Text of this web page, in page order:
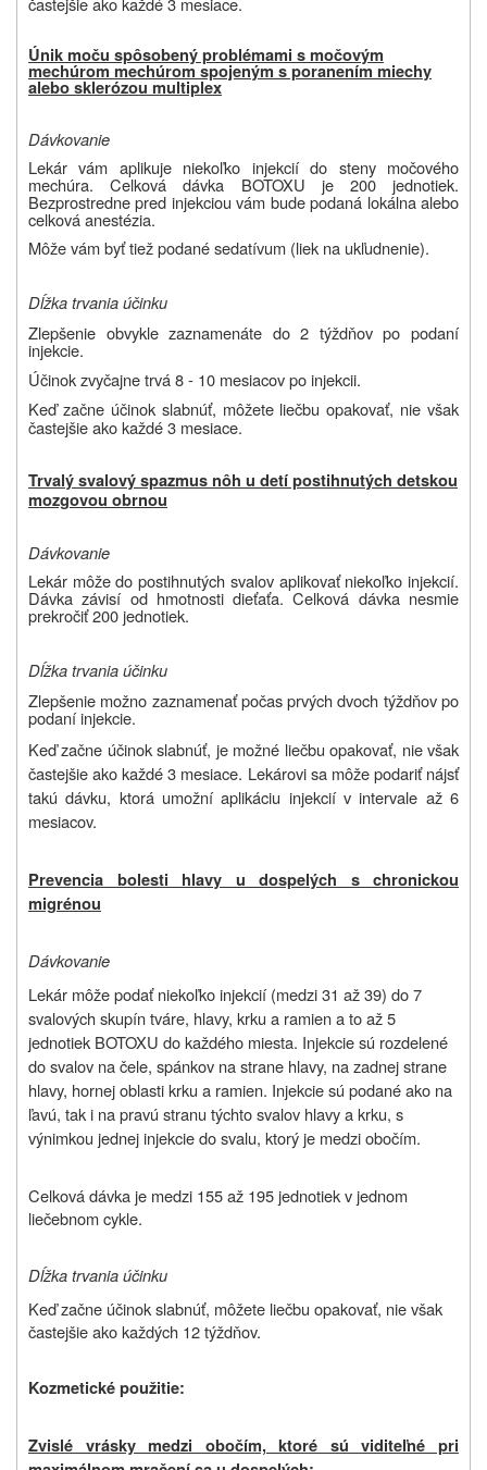
Únik moču spôsobený problémami s močovým
mechúrom mechúrom spojeným s poranením miechy
alebo sklerózou multiplex
Dávkovanie
Lekár vám aplikuje niekoľko injekcií do steny močového
mechúra. Celková dávka BOTOXU je 200 jednotiek.
Bezprostredne pred injekciou vám bude podaná lokálna alebo
celková anestézia.
Môže vám byť tiež podané sedatívum (liek na ukľudnenie).
Dĺžka trvania účinku
Zlepšenie obvykle zaznamenáte do 2 týždňov po podaní
injekcie.
Účinok zvyčajne trvá 8 - 10 mesiacov po injekcii.
Keď začne účinok slabnúť, môžete liečbu opakovať, nie však
častejšie ako každé 3 mesiace.
Trvalý svalový spazmus nôh u detí postihnutých detskou
mozgovou obrnou
Dávkovanie
Lekár môže do postihnutých svalov aplikovať niekoľko injekcií.
Dávka závisí od hmotnosti dieťaťa. Celková dávka nesmie
prekročiť 200 jednotiek.
Dĺžka trvania účinku
Zlepšenie možno zaznamenať počas prvých dvoch týždňov po
podaní injekcie.
Keď začne účinok slabnúť, je možné liečbu opakovať, nie však
častejšie ako každé 3 mesiace. Lekárovi sa môže podariť nájsť
takú dávku, ktorá umožní aplikáciu injekcií v intervale až 6
mesiacov.
Prevencia bolesti hlavy u dospelých s chronickou
migrénou
Dávkovanie
Lekár môže podať niekoľko injekcií (medzi 31 až 39) do 7
svalových skupín tváre, hlavy, krku a ramien a to až 5
jednotiek BOTOXU do každého miesta. Injekcie sú rozdelené
do svalov na čele, spánkov na strane hlavy, na zadnej strane
hlavy, hornej oblasti krku a ramien. Injekcie sú podané ako na
ľavú, tak i na pravú stranu týchto svalov hlavy a krku, s
výnimkou jednej injekcie do svalu, ktorý je medzi obočím.
Celková dávka je medzi 155 až 195 jednotiek v jednom
liečebnom cykle.
Dĺžka trvania účinku
Keď začne účinok slabnúť, môžete liečbu opakovať, nie však
častejšie ako každých 12 týždňov.
Kozmetické použitie:
Zvislé vrásky medzi obočím, ktoré sú viditeľné pri